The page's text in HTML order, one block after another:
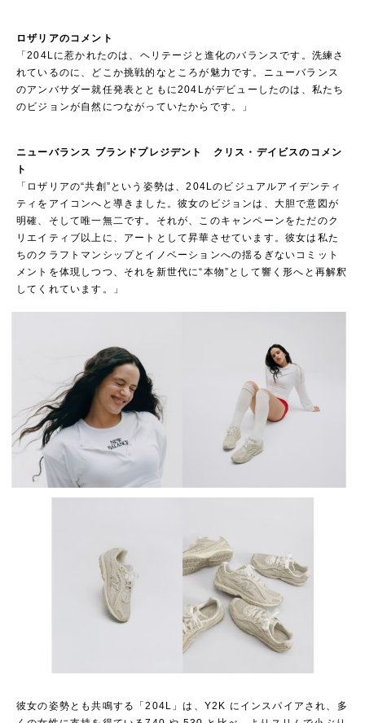
ロザリアのコメント
「204Lに惹かれたのは、ヘリテージと進化のバランスです。洗練さ
れているのに、どこか挑戦的なところが魅力です。ニューバランス
のアンバサダー就任発表とともに204Lがデビューしたのは、私たち
のビジョンが自然につながっていたからです。」
ニューバランス ブランドプレジデント クリス・デイビスのコメン
ト
「ロザリアの“共創”という姿勢は、204Lのビジュアルアイデンティ
ティをアイコンへと導きました。彼女のビジョンは、大胆で意図が
明確、そして唯一無二です。それが、このキャンペーンをただのク
リエイティブ以上に、アートとして昇華させています。彼女は私た
ちのクラフトマンシップとイノベーションへの揺るぎないコミット
メントを体現しつつ、それを新世代に“本物”として響く形へと再解釈
してくれています。」
彼女の姿勢とも共鳴する「204L」は、Y2K にインスパイアされ、多